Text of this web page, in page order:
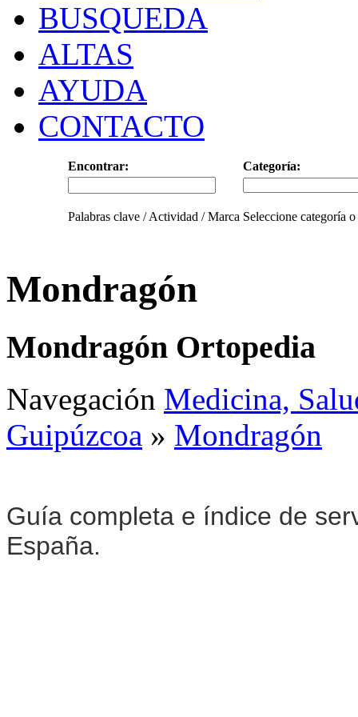
BUSQUEDA
ALTAS
AYUDA
CONTACTO
Encontrar: Categoría:
Palabras clave / Actividad / Marca Seleccione categoría
Mondragón
Mondragón Ortopedia
Navegación Medicina,
Guipúzcoa » Mondragón
Guía completa e índice de
España.